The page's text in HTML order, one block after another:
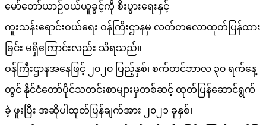
မော်တော်ယာဉ်ဝယ်ယူခွင့်ကို စီးပွားရေးနှင့်
ကူးသန်းရောင်းဝယ်ရေး ဝန်ကြီးဌာနမှ လတ်တလောထုတ်ပြန်ထား
ခြင်း မရှိကြောင်းလည်း သိရသည်။
ဝန်ကြီးဌာနအနေဖြင့် ၂၀၂၀ ပြည့်နှစ်၊ စက်တင်ဘာလ ၃၀ ရက်နေ့
တွင် နိုင်ငံတော်ပိုင်သတင်းစာများမှတစ်ဆင့် ထုတ်ပြန်ဆောင်ရွက်
ခဲ့ ဖူးပြီး အဆိုပါထုတ်ပြန်ချက်အား ၂၀၂၁ ခုနှစ်၊